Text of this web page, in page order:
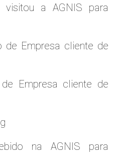
a AGNIS para
de Empresa cliente de
Empresa cliente de
na AGNIS para